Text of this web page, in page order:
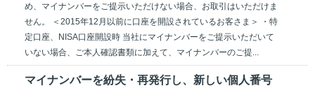
め、マイナンバーをご提示いただけない場合、お取引はいただけま
せん。 ＜2015年12月以前に口座を開設されているお客さま＞ ・特
定口座、NISA口座開設時 当社にマイナンバーをご提示いただいて
いない場合、ご本人確認書類に加えて、マイナンバーのご提...
マイナンバーを紛失・再発行し、新しい個人番号